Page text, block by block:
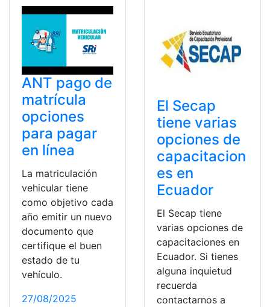
ANT pago de
matrícula
opciones
para pagar
en línea
La matriculación
vehicular tiene
como objetivo cada
año emitir un nuevo
documento que
certifique el buen
estado de tu
vehículo.
27/08/2025
El Secap
tiene varias
opciones de
capacitacion
es en
Ecuador
El Secap tiene
varias opciones de
capacitaciones en
Ecuador. Si tienes
alguna inquietud
recuerda
contactarnos a